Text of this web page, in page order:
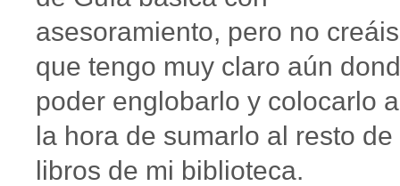
asesoramiento, pero no creáis
que tengo muy claro aún
poder englobarlo y colocarlo a
la hora de sumarlo al resto de
libros de mi biblioteca.